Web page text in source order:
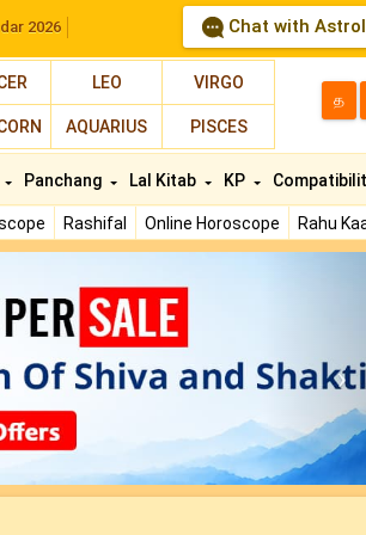
2026 Chat with
LEO VIRGO
AQUARIUS PISCES
த
Rashifal Online Horoscope Rahu
Panchang Lal Kitab KP